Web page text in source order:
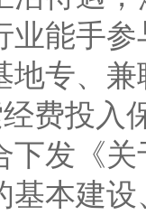
业能手
地专、
费投入
下发《
基本建